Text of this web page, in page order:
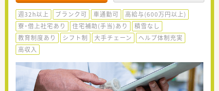
週32h以上 ブランク可 車通勤可
高給与(600万円以上)
寮・借上社宅あり
住宅補助(手当)あり
積雪なし
教育制度あり
シフト制 大手チェーン
ヘルプ体制充実
高収入